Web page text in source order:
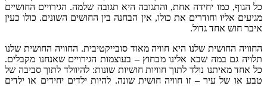
כל הגוף, כמו יחידה אחת, והתגובה היא תגובה שלמה. הגירויים החושיים
מגיעים אליו וחודרים את כולו, אין הבחנה בין החושים השונים. כולו כעין
איבר חוש אחד גדול.
החוויה החושית שלנו היא חוויה מאוד סובייקטיבית. החוויה החושית שלנו
תלויה גם במה שבא אלינו מבחוץ – בעוצמות הגירויים שאנחנו מקבלים.
כל אחד מאיתנו נולד לתוך חוויות חושיות שונות: להיוולד לתוך סביבה של
טבע או של עיר – זו חוויה חושית שונה. להיות ילדים יחידים או ילדים